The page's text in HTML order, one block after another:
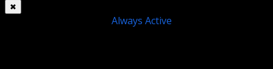
✖
Always Active